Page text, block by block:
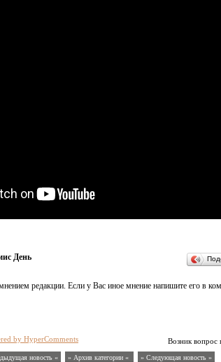
День
редакции. Если у Вас иное мнение напишите его в
Возник вопрос
by HyperComments
новость « » Архив категории « » Следующая новость »